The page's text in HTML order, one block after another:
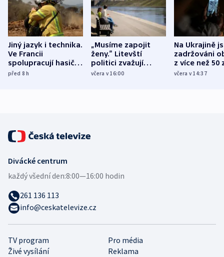
Jiný jazyk i technika.
Ve Francii
spolupracují hasiči z
různých zemí
před 8h
„Musíme zapojit
ženy.“ Litevští
politici zvažují
dohodu o
včera v 16:00
Na Ukrajině
zadržováni
z více než 50
Bojovali na
včera v 14:37
TV program
Pro média
Živé vysílání
Reklama
Divácké centrum
každý všední den:8:00—16:00 hodin
261 136 113
info@ceskatelevize.cz